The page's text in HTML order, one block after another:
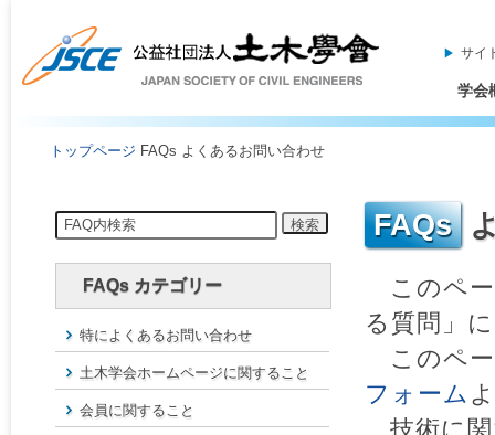
サイ
学会
トップページ FAQs よくあるお問い合わせ
FAQs カテゴリー
特によくあるお問い合わせ
土木学会ホームページに関すること
会員に関すること
このペ
る質問」
このペー
フォーム
技術に関